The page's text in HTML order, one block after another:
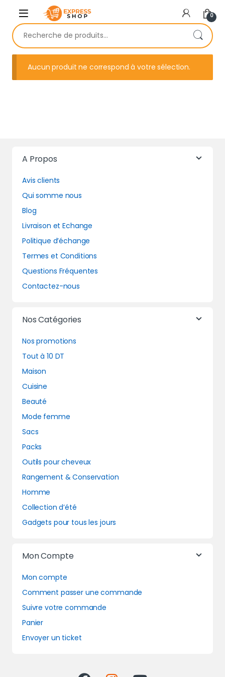
Skip to navigation
Skip to content
0
Recherche pour :
Aucun produit ne correspond à votre sélection.
A Propos
Avis clients
Qui somme nous
Blog
Livraison et Echange
Politique d’échange
Termes et Conditions
Questions Fréquentes
Contactez-nous
Nos Catégories
Nos promotions
Tout à 10 DT
Maison
Cuisine
Beauté
Mode femme
Sacs
Packs
Outils pour cheveux
Rangement & Conservation
Homme
Collection d’été
Gadgets pour tous les jours
Mon Compte
Mon compte
Comment passer une commande
Suivre votre commande
Panier
Envoyer un ticket